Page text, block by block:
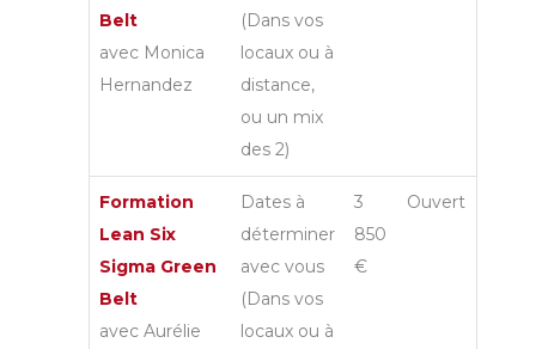
Belt
avec Monica
Hernandez
(Dans vos
locaux ou à
distance,
ou un mix
des 2)
Formation
Lean Six
Sigma Green
Belt
avec Aurélie
Dates à
déterminer
avec vous
(Dans vos
locaux ou à
3
850
€
Ouvert